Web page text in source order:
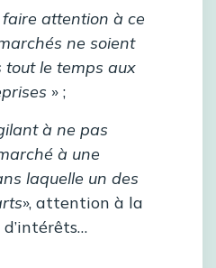
attention à ce
ne soient
le temps aux
» ;
à ne pas
à une
laquelle un des
», attention à la